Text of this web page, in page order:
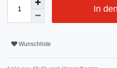
In
Wunschliste